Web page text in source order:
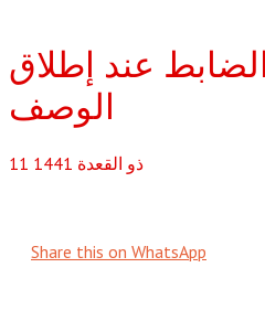
عند إطلاق
الوصف
11 ذو القعدة 1441
Share this on WhatsApp